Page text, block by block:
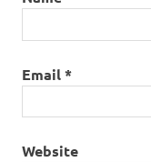
Email*
Website